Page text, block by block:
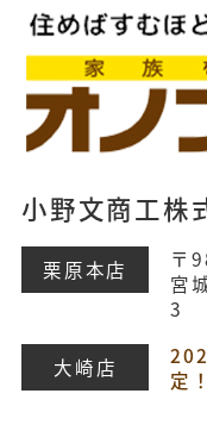
小野文商工株
栗原本店
〒
宮
3
大崎店
定！